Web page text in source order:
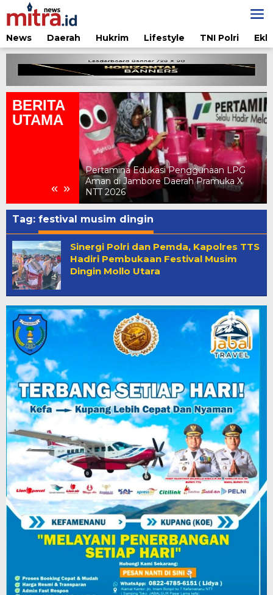
Lewati
ke
konten
News
Daerah Hukrim Lifestyle TNI Polri
BERITA
UTAMA
« »
Delegasi APINDO NTT Hadiri Rakernas
APINDO 2026 di Makassar
Tag: festival musim dingin
Sinergi Polri dan Pemda, Kapolres TTS
Hadiri Pembukaan Festival Musim
Dingin Mollo Utara